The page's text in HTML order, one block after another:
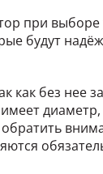
при выборе
будут
как без нее